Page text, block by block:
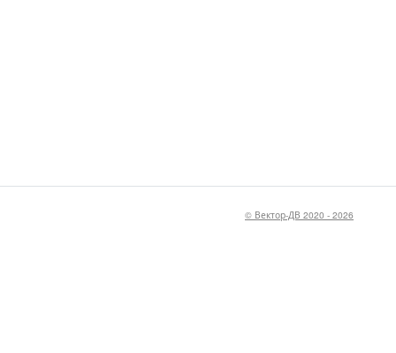
© Вектор-ДВ 2020 - 2026